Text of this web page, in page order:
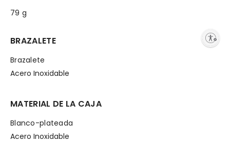
79 g
BRAZALETE
Brazalete
Acero Inoxidable
MATERIAL DE LA CAJA
Blanco-plateada
Acero Inoxidable